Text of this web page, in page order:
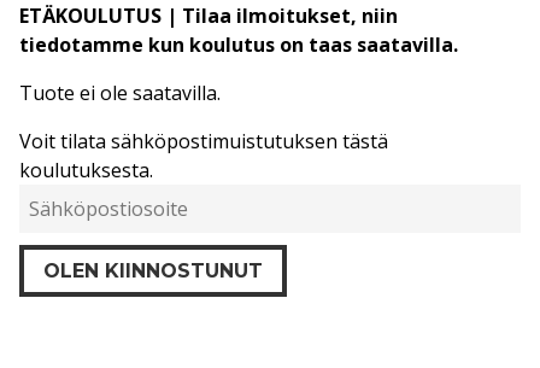
ETÄKOULUTUS | Tilaa ilmoitukset, niin
tiedotamme kun koulutus on taas saatavilla.
Tuote ei ole saatavilla.
Voit tilata sähköpostimuistutuksen tästä
koulutuksesta.
r
o
OLEN KIINNOSTUNUT